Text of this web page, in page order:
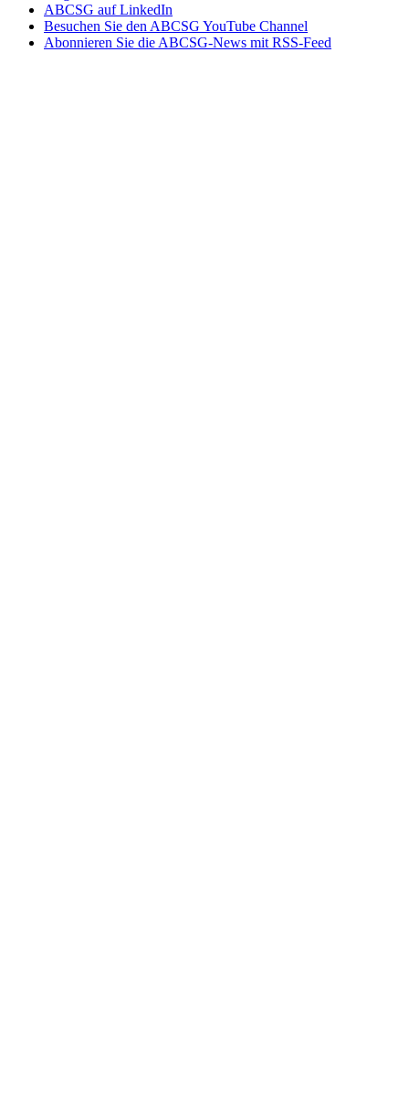
ABCSG auf LinkedIn
Besuchen Sie den ABCSG YouTube Channel
Abonnieren Sie die ABCSG-News mit RSS-Feed